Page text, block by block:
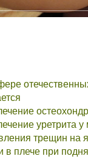
уретрита
трещин на
в плече при